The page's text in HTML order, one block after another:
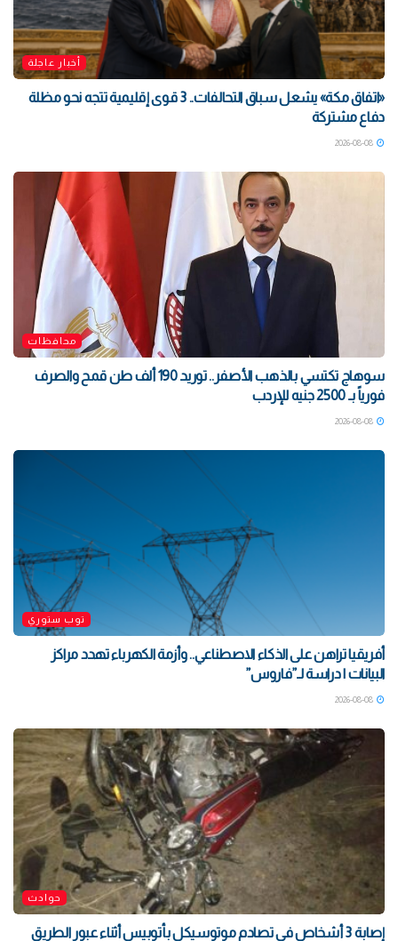
أخبار عاجلة
«اتفاق مكة» يشعل سباق التحالفات.. 3 قوى إقليمية تتجه نحو مظلة
دفاع مشتركة
محافظات
سوهاج تكتسي بالذهب الأصفر.. توريد 190 ألف طن قمح والصرف
فورياً بـ 2500 جنيه للإردب
توب ستوري
أفريقيا تراهن على الذكاء الاصطناعي.. وأزمة الكهرباء تهدد مراكز
البيانات | دراسة لـ”فاروس”
حوادث
إصابة 3 أشخاص في تصادم موتوسيكل بأتوبيس أثناء عبور الطريق